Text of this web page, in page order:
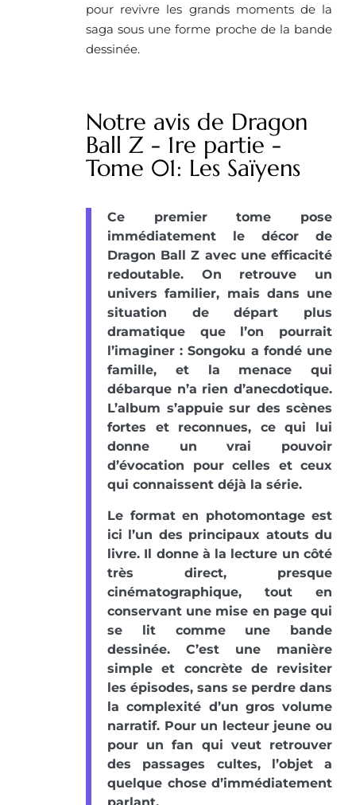
pour revivre les grands moments de la
saga sous une forme proche de la bande
dessinée.
Notre avis de Dragon
Ball Z - 1re partie -
Tome 01: Les Saïyens
Ce premier tome pose
immédiatement le décor de
Dragon Ball Z avec une efficacité
redoutable. On retrouve un
univers familier, mais dans une
situation de départ plus
dramatique que l’on pourrait
l’imaginer : Songoku a fondé une
famille, et la menace qui
débarque n’a rien d’anecdotique.
L’album s’appuie sur des scènes
fortes et reconnues, ce qui lui
donne un vrai pouvoir
d’évocation pour celles et ceux
qui connaissent déjà la série.
Le format en photomontage est
ici l’un des principaux atouts du
livre. Il donne à la lecture un côté
très direct, presque
cinématographique, tout en
conservant une mise en page qui
se lit comme une bande
dessinée. C’est une manière
simple et concrète de revisiter
les épisodes, sans se perdre dans
la complexité d’un gros volume
narratif. Pour un lecteur jeune ou
pour un fan qui veut retrouver
des passages cultes, l’objet a
quelque chose d’immédiatement
parlant.